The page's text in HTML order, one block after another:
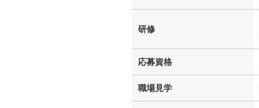
研修
応募資格
職場見学